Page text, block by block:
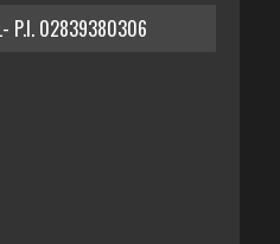
P.I. 02839380306